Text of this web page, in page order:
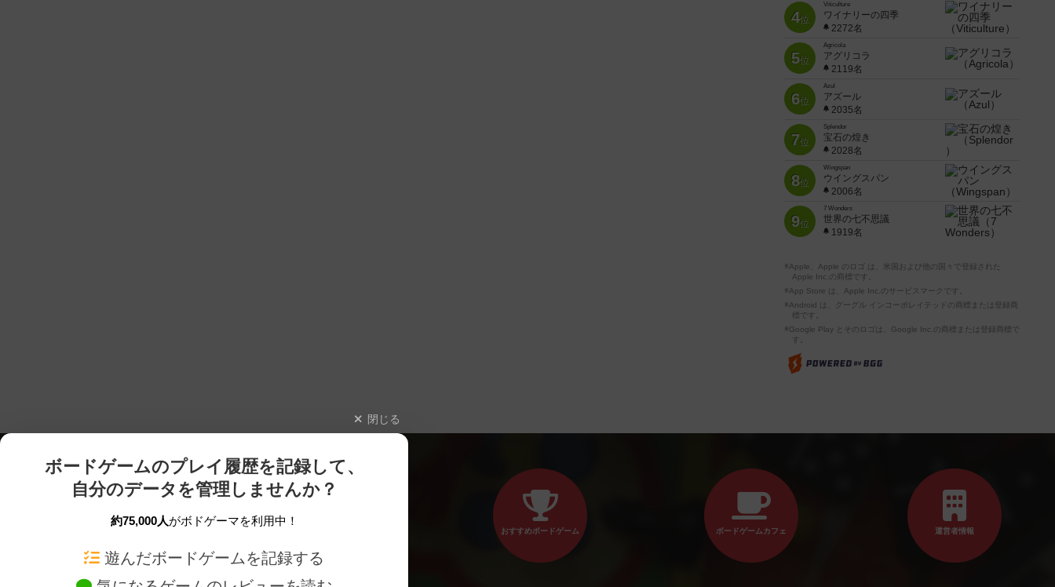
4位
Viticulture
ワイナリーの四季
2272名
5位
Agricola
アグリコラ
2119名
6位
Azul
アズール
2035名
7位
Splendor
宝石の煌き
2028名
8位
Wingspan
ウイングスパン
2006名
9位
7 Wonders
世界の七不思議
1919名
※Apple、Apple のロゴ は、米国および他の国々で登録された
Apple Inc.の商標です。
※App Store は、Apple Inc.のサービスマークです。
※Android は、グーグル インコーポレイテッドの商標または登録商
標です。
※Google Play とそのロゴは、Google Inc.の商標または登録商標で
す。
閉じる
ボードゲームのプレイ履歴を記録して、
自分のデータを管理しませんか？
約75,000人がボドゲーマを利用中！
遊んだボードゲームを記録する
おすすめボードゲーム ボードゲームカフェ 運営者情報